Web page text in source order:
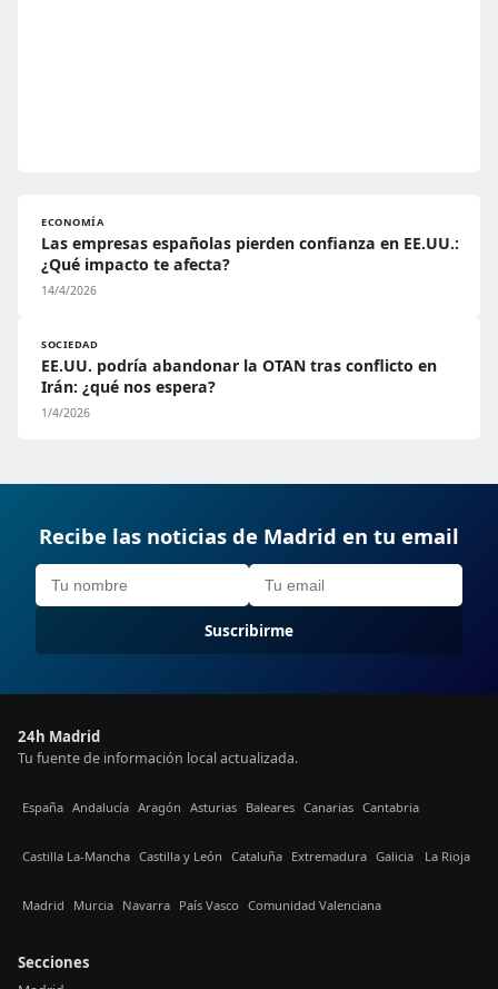
ECONOMÍA
Las empresas españolas pierden confianza en EE.UU.:
¿Qué impacto te afecta?
14/4/2026
SOCIEDAD
EE.UU. podría abandonar la OTAN tras conflicto en
Irán: ¿qué nos espera?
1/4/2026
Recibe las noticias de Madrid en tu email
Suscribirme
24h Madrid
Tu fuente de información local actualizada.
España Andalucía Aragón Asturias Baleares Canarias Cantabria
Castilla La-Mancha Castilla y León Cataluña Extremadura Galicia La Rioja
Madrid Murcia Navarra País Vasco Comunidad Valenciana
Secciones